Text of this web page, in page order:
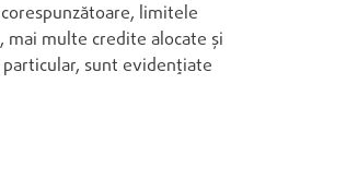
limitele
multe credite alocate și
particular, sunt evidențiate